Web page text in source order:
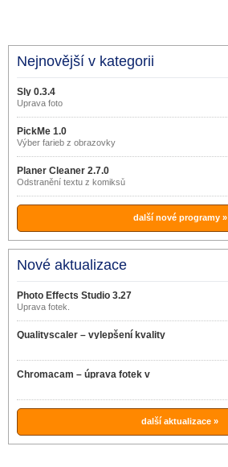
Nejnovější v kategorii
Sly 0.3.4
Úprava foto
PickMe 1.0
Výber farieb z obrazovky
Planer Cleaner 2.7.0
Odstranění textu z komiksů
další nové programy »
Nové aktualizace
Photo Effects Studio 3.27
Úprava fotek.
Qualityscaler – vylepšení kvality
Chromacam – úprava fotek v
další aktualizace »